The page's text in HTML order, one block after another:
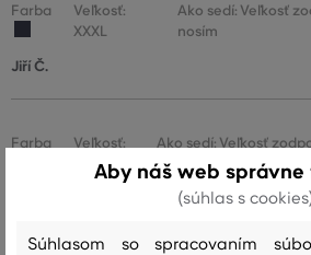
Farba
Veľkosť:
XXXL
Ako sedí: Veľkosť
nosím
Jiří Č.
Farba
Veľkosť:
Ako sedí: Veľkosť
nosím
Aby náš web
(súhlas s
Súhlasom so spracovaním